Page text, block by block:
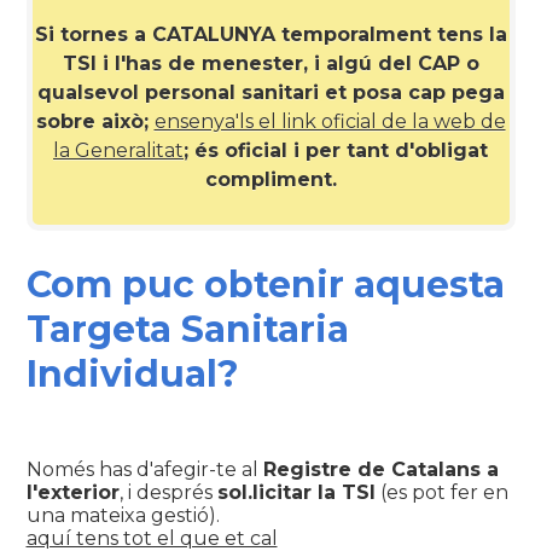
Si tornes a CATALUNYA temporalment tens la
TSI i l'has de menester, i algú del CAP o
qualsevol personal sanitari et posa cap pega
sobre això; ensenya'ls el link oficial de la web de
la Generalitat; és oficial i per tant d'obligat
compliment.
Com puc obtenir aquesta
Targeta Sanitaria
Individual?
Només has d'afegir-te al Registre de Catalans a
l'exterior, i després sol.licitar la TSI (es pot fer en
una mateixa gestió).
aquí tens tot el que et cal